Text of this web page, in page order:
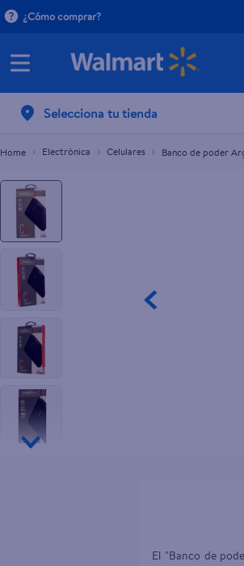
¿Cómo comprar?
Selecciona tu tienda
Electrónica Celulares Banco de poder
Banco de poder Argom
El "Banco de